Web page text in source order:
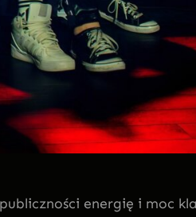
energię i moc